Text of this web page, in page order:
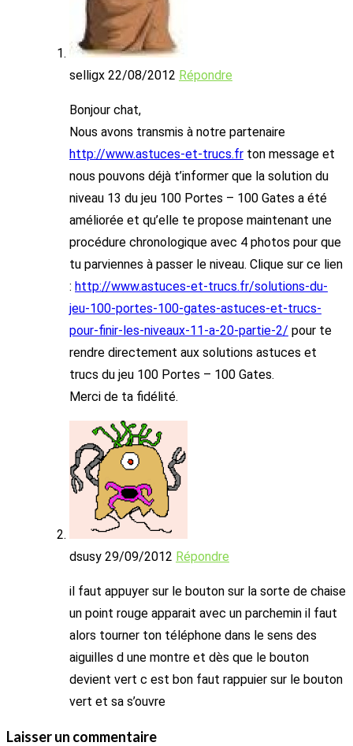
selligx 22/08/2012 Répondre
Bonjour chat,
Nous avons transmis à notre partenaire
http://www.astuces-et-trucs.fr ton message et
nous pouvons déjà t’informer que la solution du
niveau 13 du jeu 100 Portes – 100 Gates a été
améliorée et qu’elle te propose maintenant une
procédure chronologique avec 4 photos pour que
tu parviennes à passer le niveau. Clique sur ce lien
: http://www.astuces-et-trucs.fr/solutions-du-
jeu-100-portes-100-gates-astuces-et-trucs-
pour-finir-les-niveaux-11-a-20-partie-2/ pour te
rendre directement aux solutions astuces et
trucs du jeu 100 Portes – 100 Gates.
Merci de ta fidélité.
dsusy 29/09/2012 Répondre
il faut appuyer sur le bouton sur la sorte de chaise
un point rouge apparait avec un parchemin il faut
alors tourner ton téléphone dans le sens des
aiguilles d une montre et dès que le bouton
devient vert c est bon faut rappuier sur le bouton
vert et sa s’ouvre
Laisser un commentaire